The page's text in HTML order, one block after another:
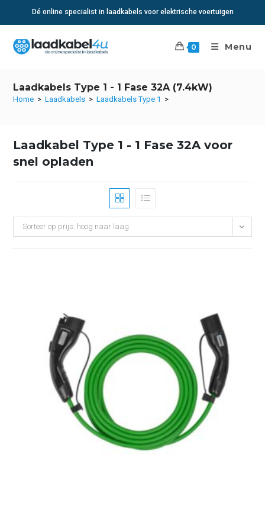
Dé online specialist in laadkabels voor elektrische voertuigen
0 Menu
Laadkabels Type 1 - 1 Fase 32A (7.4kW)
Home > Laadkabels > Laadkabels Type 1 >
Laadkabel Type 1 - 1 Fase 32A voor
snel opladen
Sorteer op prijs: hoog naar laag